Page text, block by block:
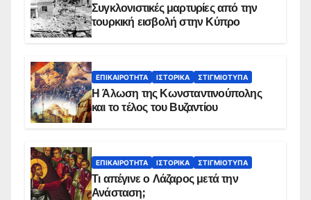
Συγκλονιστικές μαρτυρίες από την
τουρκική εισβολή στην Κύπρο
ΕΠΙΚΑΙΡΌΤΗΤΑ ΙΣΤΟΡΙΚΆ ΣΤΙΓΜΙΌΤΥΠΑ
Η Άλωση της Κωνσταντινούπολης
και το τέλος του Βυζαντίου
ΕΠΙΚΑΙΡΌΤΗΤΑ ΙΣΤΟΡΙΚΆ ΣΤΙΓΜΙΌΤΥΠΑ
Τι απέγινε ο Λάζαρος μετά την
Ανάσταση;